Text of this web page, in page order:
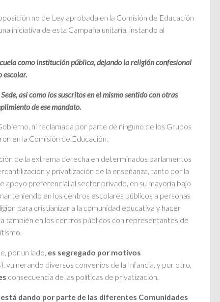
no de Ley aprobada en la Comisión de Educación
iniciativa de esta Campaña unitaria, instando al
como institución pública, dejando la religión confesional
escolar.
así como los suscritos en el mismo sentido con otras
de ese mandato.
ni reclamada por parte de ninguno de los Grupos
en la Comisión de Educación.
de la extrema derecha en determinados parlamentos
y privatización de la enseñanza, tanto por la
apoyo preferencial al sector privado, en su mayoría bajo
en los centros escolares públicos a personas
para cristianizar a la comunidad educativa y hacer
también en los centros públicos con representantes de
por un lado, es segregado por motivos
diversos convenios de la Infancia, y por otro,
consecuencia de las políticas de privatización.
dando por parte de las diferentes Comunidades